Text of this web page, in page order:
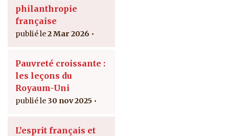
philanthropie
française
2 Mar 2026
Pauvreté croissante :
les leçons du
Royaum-Uni
30 nov 2025
L’esprit français et